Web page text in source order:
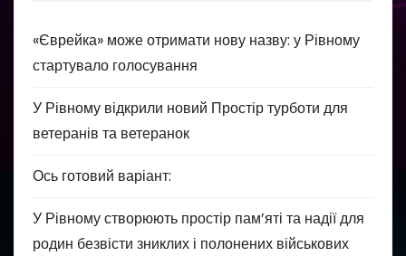
«Єврейка» може отримати нову назву: у Рівному
стартувало голосування
У Рівному відкрили новий Простір турботи для
ветеранів та ветеранок
Ось готовий варіант:
У Рівному створюють простір пам’яті та надії для
родин безвісти зниклих і полонених військових